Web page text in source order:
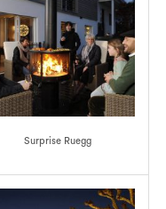
Surprise Ruegg